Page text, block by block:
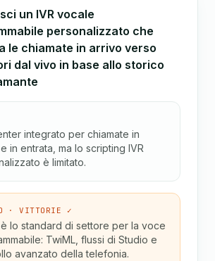
un IVR vocale
personalizzato che
le chiamate in arrivo verso
dal vivo in base allo storico
integrato per chiamate in
in entrata, ma lo scripting IVR
è limitato.
· VITTORIE ✓
lo standard di settore per la voce
TwiML, flussi di Studio e
avanzato della telefonia.